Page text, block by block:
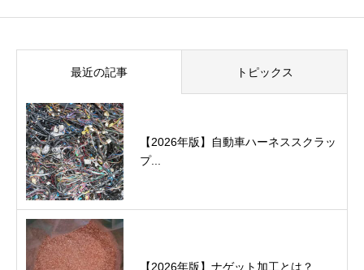
最近の記事 トピックス
【2026年版】自動車ハーネススクラッ
プ...
【2026年版】ナゲット加工とは？